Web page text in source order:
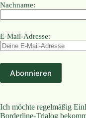
Nachname:
E-Mail-Adresse:
Ich möchte regelmäßig
Borderline-Trialog